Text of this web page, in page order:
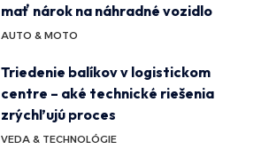
mať nárok na náhradné vozidlo
AUTO & MOTO
Triedenie balíkov v logistickom
centre – aké technické riešenia
zrýchľujú proces
VEDA & TECHNOLÓGIE